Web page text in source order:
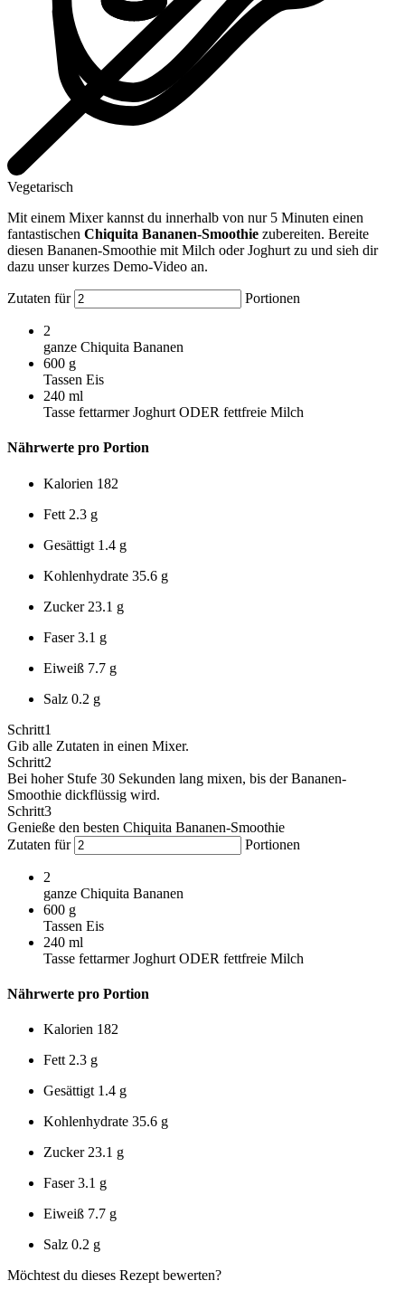
Vegetarisch
Mit einem Mixer kannst du innerhalb von nur 5 Minuten einen
fantastischen Chiquita Bananen-Smoothie zubereiten. Bereite
diesen Bananen-Smoothie mit Milch oder Joghurt zu und sieh dir
dazu unser kurzes Demo-Video an.
Zutaten für Portionen
2
ganze Chiquita Bananen
600 g
Tassen Eis
240 ml
Tasse fettarmer Joghurt ODER fettfreie Milch
Nährwerte pro Portion
Kalorien 182
Fett 2.3 g
Gesättigt 1.4 g
Kohlenhydrate 35.6 g
Zucker 23.1 g
Faser3.1 g
Eiweiß 7.7 g
Salz 0.2 g
Schritt1
Gib alle Zutaten in einen Mixer.
Schritt2
Bei hoher Stufe 30 Sekunden lang mixen, bis der Bananen-
Smoothie dickflüssig wird.
Schritt3
Genieße den besten Chiquita Bananen-Smoothie
Zutaten für
Portionen
2
ganze Chiquita Bananen
600 g
Tassen Eis
240 ml
Tasse fettarmer Joghurt ODER fettfreie Milch
Nährwerte pro Portion
Kalorien 182
Fett 2.3 g
Gesättigt 1.4 g
Kohlenhydrate 35.6 g
Zucker 23.1 g
Faser3.1 g
Eiweiß 7.7 g
Salz 0.2 g
Möchtest du dieses Rezept bewerten?